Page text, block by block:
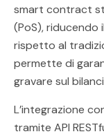
smart contract
(PoS), riducendo
rispetto al
permette di
gravare sul
L’integrazione
tramite API